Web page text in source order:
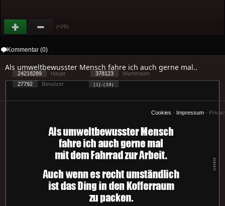
(+26)
Kommentar (0)
Als umweltbewusster Mensch fahre ich auch gerne mal..
24218289 Haupt 378123
Warteraum
27792
Benutzer [ 1 ] - ( 2.9 )
Cookies - Impressum -